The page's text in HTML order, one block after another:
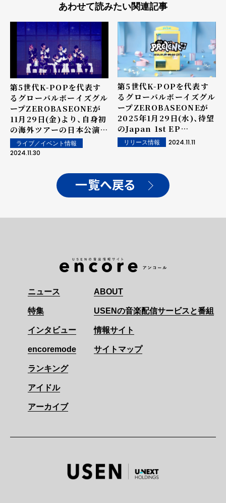
あわせて読みたい関連記事
第5世代K-POPを代表す
るグローバルボーイズグル
ープZEROBASEONEが
11月29日(金)より、自身初
の海外ツアーの日本公演
「2024 ZEROBASEONE
THE FIRST TOUR
IN JAPANを開催！
ライブ／イベント情報
2024.11.30
第5世代K-POPを代表す
るグローバルボーイズグル
ープZEROBASEONEが
2025年1月29日(水)、待望
のJapan 1st EP
『PREZENT』 リリース決
定！
リリース情報 2024.11.11
一覧へ戻る
ニュース
特集
インタビュー
encoremode
ランキング
アイドル
アーカイブ
ABOUT
USENの音楽配信サービスと番組
情報サイト
サイトマップ